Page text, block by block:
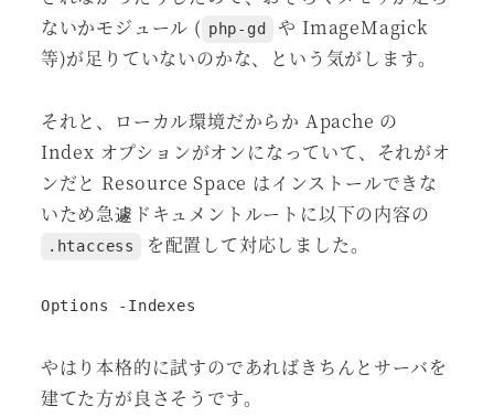
ないかモジュール ( php-gd
や ImageMagick
等)が足りていないのかな、という気がします。
それと、ローカル環境だからか Apache の
Index オプションがオンになっていて、それがオ
ンだと Resource Space はインストールできな
いため急遽ドキュメントルートに以下の内容の
.htaccess を配置して対応しました。
Options -Indexes
やはり本格的に試すのであればきちんとサーバを
建てた方が良さそうです。